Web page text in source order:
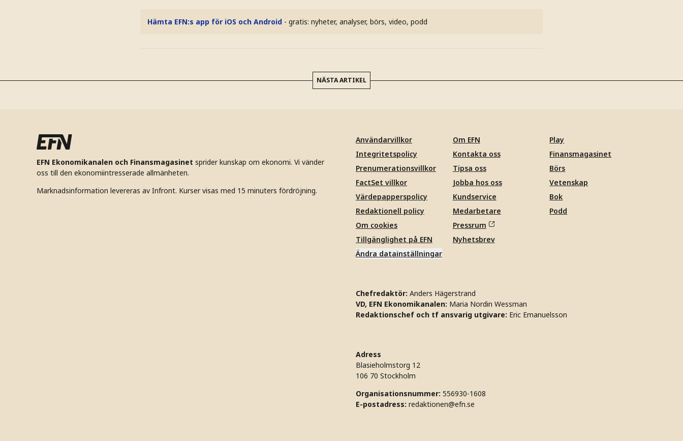
Hämta EFN:s app för iOS och Android - gratis: nyheter, analyser, börs, video, podd
NÄSTA ARTIKEL
EFN Ekonomikanalen och Finansmagasinet sprider kunskap om ekonomi. Vi vänder
oss till den ekonomiintresserade allmänheten.
Marknadsinformation levereras av Infront. Kurser visas med 15 minuters fördröjning.
Användarvillkor
Integritetspolicy
Prenumerationsvillkor
FactSet villkor
Värdepapperspolicy
Redaktionell policy
Om cookies
Tillgänglighet på EFN
Ändra datainställningar
Om EFN
Kontakta oss
Tipsa oss
Jobba hos oss
Kundservice
Medarbetare
Pressrum
Nyhetsbrev
Play
Finansmagasinet
Börs
Vetenskap
Bok
Podd
Chefredaktör: Anders Hägerstrand
VD, EFN Ekonomikanalen: Maria Nordin Wessman
Redaktionschef och tf ansvarig utgivare: Eric Emanuelsson
Adress
Blasieholmstorg 12
106 70 Stockholm
Organisationsnummer: 556930-1608
E-postadress: redaktionen@efn.se